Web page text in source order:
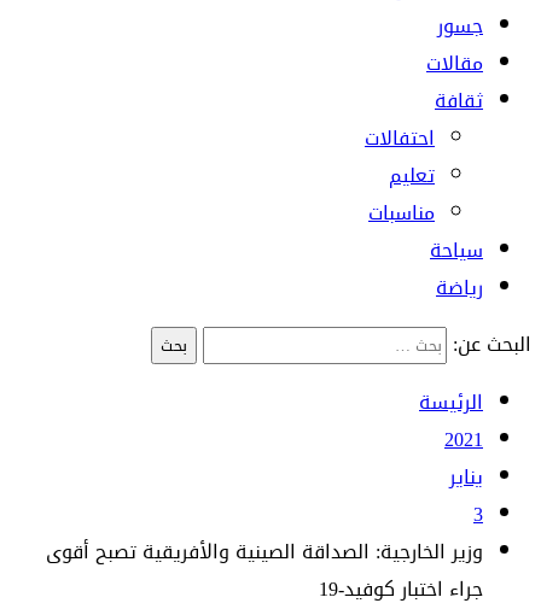
جسور
مقالات
ثقافة
احتفالات
تعليم
مناسبات
سياحة
رياضة
البحث عن:
الرئيسة
2021
يناير
3
وزير الخارجية: الصداقة الصينية والأفريقية تصبح أقوى
جراء اختبار كوفيد-19